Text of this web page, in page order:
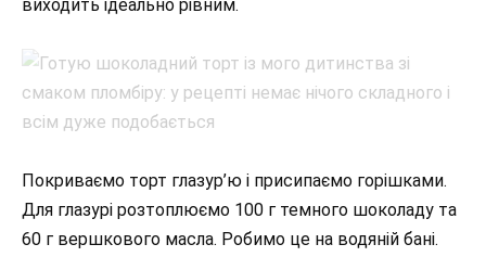
виходить ідеально рівним.
Покриваємо торт глазур’ю і присипаємо горішками.
Для глазурі розтоплюємо 100 г темного шоколаду та
60 г вершкового масла. Робимо це на водяній бані.